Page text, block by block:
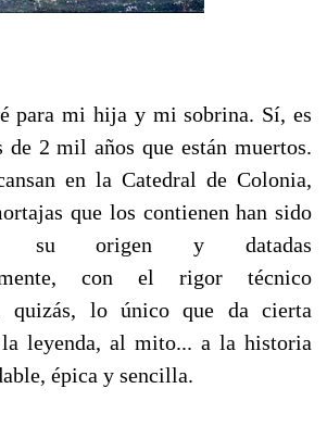
para mi hija y mi sobrina. Sí, es
de 2 mil años que están muertos.
en la Catedral de Colonia,
que los contienen han sido
su origen y datadas
con el rigor técnico
quizás, lo único que da cierta
leyenda, al mito... a la historia
épica y sencilla.